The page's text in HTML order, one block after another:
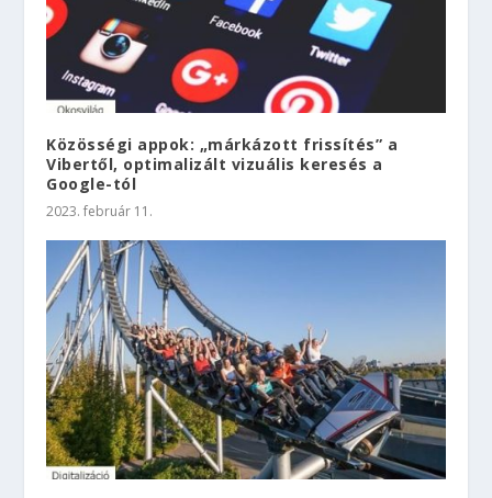
Közösségi appok: „márkázott frissítés” a
Vibertől, optimalizált vizuális keresés a
Google-tól
2023. február 11.